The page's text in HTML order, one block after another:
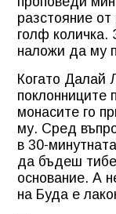
разстояние
голф количка.
наложи да му
Когато Далай
поклонниците
монасите го
му. Сред
в 30-
да бъдеш
основание. А
на Буда е